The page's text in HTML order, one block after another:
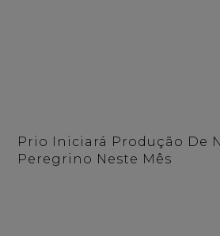
Prio Iniciará Produção De
Peregrino Neste Mês